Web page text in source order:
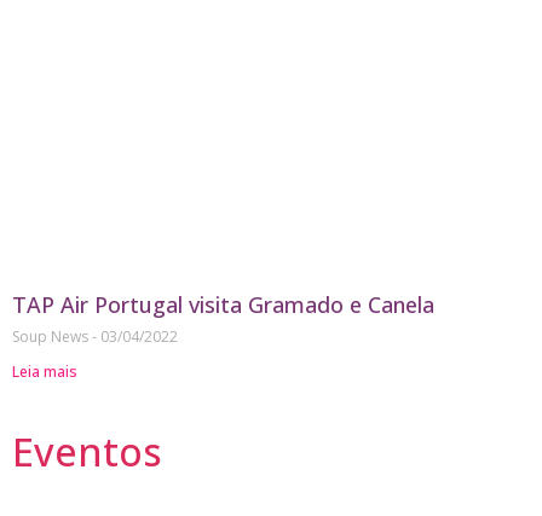
TAP Air Portugal visita Gramado e Canela
Soup News
03/04/2022
Leia mais
Eventos